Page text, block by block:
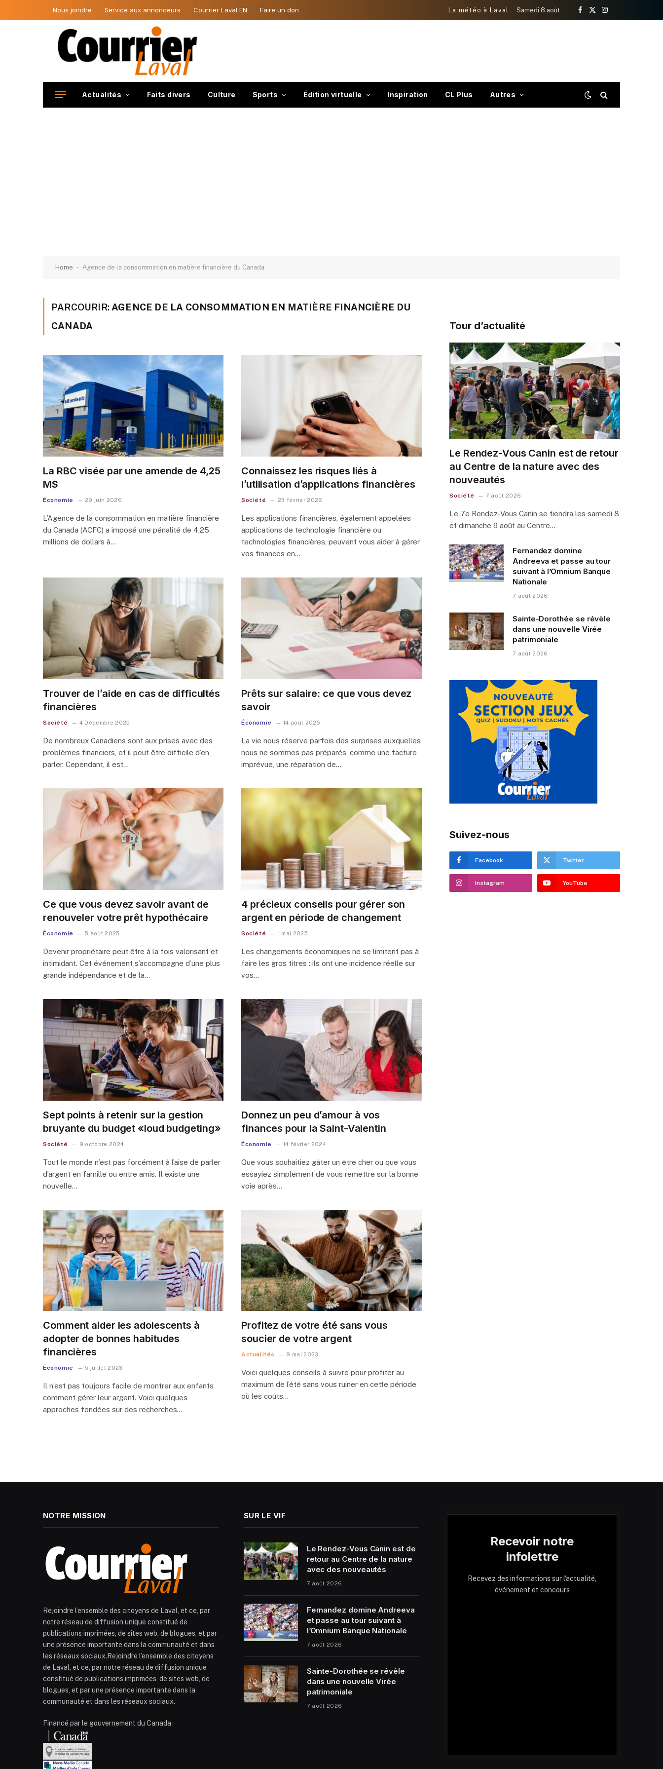
Nous joindre Service aux annonceurs Courrier Laval EN Faire un don La météo à Laval Samedi 8 août
Facebook
X
Instagram
Actualités Faits divers Culture Sports Édition virtuelle Inspiration CL Plus Autres
Home - Agence de la consommation en matière financière du Canada
PARCOURIR: AGENCE DE LA CONSOMMATION EN MATIÈRE FINANCIÈRE DU
CANADA
La RBC visée par une amende de 4,25
M$
Économie 29 juin 2026
L’Agence de la consommation en matière financière
du Canada (ACFC) a imposé une pénalité de 4,25
millions de dollars à…
Connaissez les risques liés à
l’utilisation d’applications financières
Société 23 février 2026
Les applications financières, également appelées
applications de technologie financière ou
technologies financières, peuvent vous aider à gérer
vos finances en…
Trouver de l’aide en cas de difficultés
financières
Société 4 Décembre 2025
De nombreux Canadiens sont aux prises avec des
problèmes financiers, et il peut être difficile d’en
parler. Cependant, il est…
Prêts sur salaire: ce que vous devez
savoir
Économie 14 août 2025
La vie nous réserve parfois des surprises auxquelles
nous ne sommes pas préparés, comme une facture
imprévue, une réparation de…
Ce que vous devez savoir avant de
renouveler votre prêt hypothécaire
Économie 5 août 2025
Devenir propriétaire peut être à la fois valorisant et
intimidant. Cet événement s’accompagne d’une plus
grande indépendance et de la…
4 précieux conseils pour gérer son
argent en période de changement
Société 1 mai 2025
Les changements économiques ne se limitent pas à
faire les gros titres : ils ont une incidence réelle sur
vos…
Sept points à retenir sur la gestion
bruyante du budget «loud budgeting»
Société 9 octobre 2024
Tout le monde n’est pas forcément à l’aise de parler
d’argent en famille ou entre amis. Il existe une
nouvelle…
Donnez un peu d’amour à vos
finances pour la Saint-Valentin
Économie 14 février 2024
Que vous souhaitiez gâter un être cher ou que vous
essayiez simplement de vous remettre sur la bonne
voie après…
Comment aider les adolescents à
adopter de bonnes habitudes
financières
Économie 5 juillet 2023
Il n’est pas toujours facile de montrer aux enfants
comment gérer leur argent. Voici quelques
approches fondées sur des recherches…
Profitez de votre été sans vous
soucier de votre argent
Actualités 9 mai 2023
Voici quelques conseils à suivre pour profiter au
maximum de l’été sans vous ruiner en cette période
où les coûts…
Tour d’actualité
Le Rendez-Vous Canin est de retour
au Centre de la nature avec des
nouveautés
Société 7 août 2026
Le 7e Rendez-Vous Canin se tiendra les samedi 8
et dimanche 9 août au Centre…
Fernandez domine
Andreeva et passe au tour
suivant à l’Omnium Banque
Nationale
7 août 2026
Sainte-Dorothée se révèle
dans une nouvelle Virée
patrimoniale
7 août 2026
Suivez-nous
Facebook Twitter
Instagram YouTube
NOTRE MISSION
Rejoindre l’ensemble des citoyens de Laval, et ce, par
notre réseau de diffusion unique constitué de
publications imprimées, de sites web, de blogues, et par
une présence importante dans la communauté et dans
les réseaux sociaux.Rejoindre l’ensemble des citoyens
de Laval, et ce, par notre réseau de diffusion unique
constitué de publications imprimées, de sites web, de
blogues, et par une présence importante dans la
communauté et dans les réseaux sociaux.
Financé par le gouvernement du Canada
SUR LE VIF
Le Rendez-Vous Canin est de
retour au Centre de la nature
avec des nouveautés
7 août 2026
Fernandez domine Andreeva
et passe au tour suivant à
l’Omnium Banque Nationale
7 août 2026
Sainte-Dorothée se révèle
dans une nouvelle Virée
patrimoniale
7 août 2026
Recevoir notre
infolettre
Recevez des informations sur l'actualité,
événement et concours